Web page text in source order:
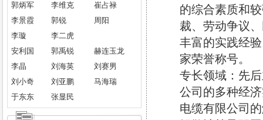
本行为准则和成功的保障。对律师
而言，诚信无疑是政治素质、道德
修养、文化素养和职业纪律的综合
体现。红城律师事务所全体同仁将
秉承诚信的传统美德，开创律师事
业的新局面。
律师格言：
律师这个职业是一个高尚的职
郭炳军
李维克
崔占禄
李景霞
郭锐
周阳
李璇
李二虎
安利国
郭禹锐
赫连玉龙
李晶
刘海英
刘赛男
刘小奇
刘亚鹏
马海瑞
于东东
张显民
的综合素质和
裁、劳动争议
丰富的实践经
家荣誉称号。
专长领域：先
公司的多种经
电缆有限公司